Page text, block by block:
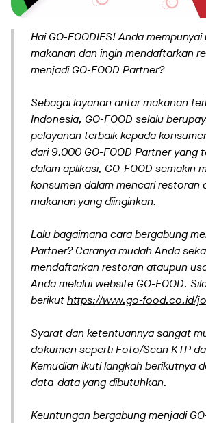
Hai GO-FOODIES! Anda
makanan dan ingin mendaftarkan
menjadi GO-FOOD Partner?
Sebagai layanan antar makanan
Indonesia, GO-FOOD selalu
pelayanan terbaik kepada
dari 9.000 GO-FOOD Partner yang
dalam aplikasi, GO-FOOD semakin
konsumen dalam mencari restoran
makanan yang diinginkan.
Lalu bagaimana cara bergabung
Partner? Caranya mudah Anda
mendaftarkan restoran ataupun
Anda melalui website GO-FOOD.
berikuthttps://www.go-food.co.id/
Syarat dan ketentuannya sangat
dokumen seperti Foto/Scan KTP
Kemudian ikuti langkah berikutnya
data-data yang dibutuhkan.
Keuntungan bergabung menjadi